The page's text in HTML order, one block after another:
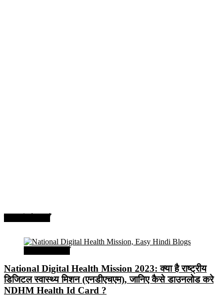
National Digital Health Mission 2023: क्या है राष्ट्रीय
डिजिटल स्वास्थ्य मिशन (एनडीएचएम), जानिए कैसे डाउनलोड करे
NDHM Health Id Card ?